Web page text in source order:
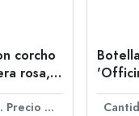
corcho
rosa,
Precio por unidad